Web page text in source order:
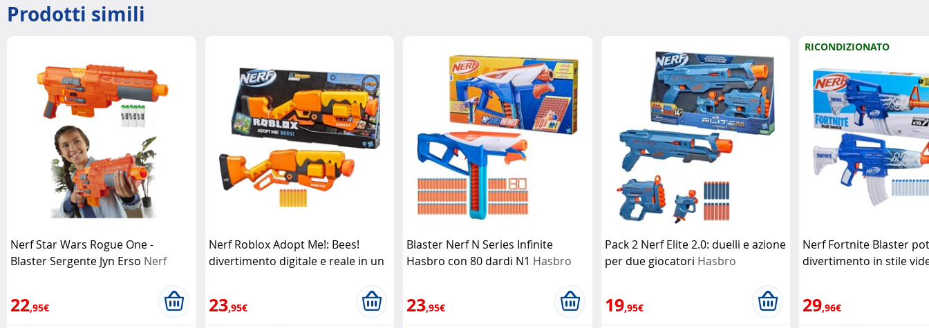
Prodotti simili
Nerf Star Wars Rogue One -
Blaster Sergente Jyn Erso Nerf
22,95€
Nerf Roblox Adopt Me!: Bees!
divertimento digitale e reale in un
23,95€
Blaster Nerf N Series Infinite
Hasbro con 80 dardi N1 Hasbro
23,95€
Pack 2 Nerf Elite 2.0: duelli e azione
per due giocatori Hasbro
19,95€
RICONDIZIONATO
Nerf Fortnite Blaster
divertimento in stile
29,96€